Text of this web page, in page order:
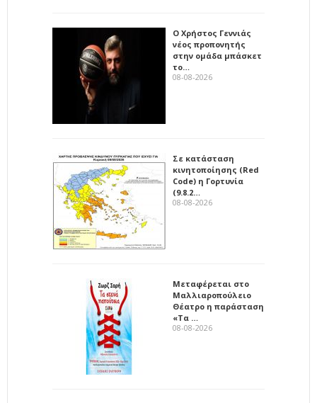
Ο Χρήστος Γεννιάς
νέος προπονητής
στην ομάδα μπάσκετ
το…
08-08-2026
Σε κατάσταση
κινητοποίησης (Red
Code) η Γορτυνία
(9.8.2…
08-08-2026
Μεταφέρεται στο
Μαλλιαροπούλειο
Θέατρο η παράσταση
«Τα …
08-08-2026